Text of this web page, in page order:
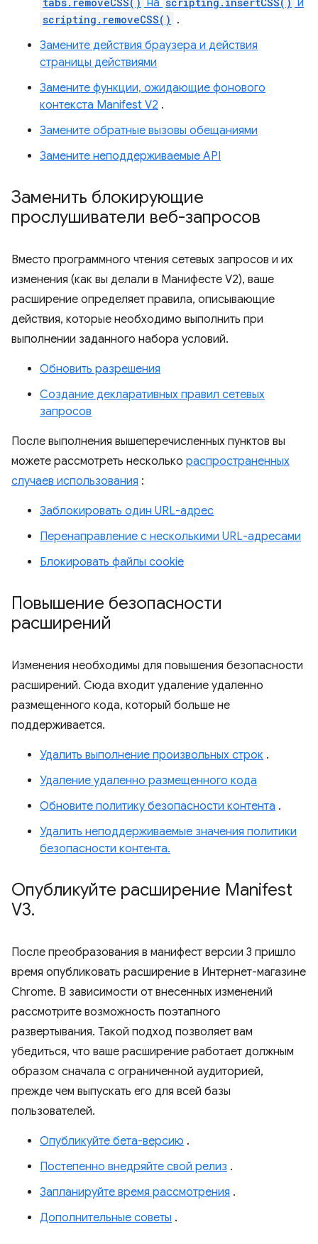
на и
scripting.removeCSS() .
Замените действия браузера и действия
страницы действиями
Замените функции, ожидающие фонового
контекста Manifest V2 .
Замените обратные вызовы обещаниями
Замените неподдерживаемые API
Заменить блокирующие
прослушиватели веб-запросов
Вместо программного чтения сетевых запросов и их
изменения (как вы делали в Манифесте V2), ваше
расширение определяет правила, описывающие
действия, которые необходимо выполнить при
выполнении заданного набора условий.
Обновить разрешения
Создание декларативных правил сетевых
запросов
После выполнения вышеперечисленных пунктов вы
можете рассмотреть несколько распространенных
случаев использования :
Заблокировать один URL-адрес
Перенаправление с несколькими URL-адресами
Блокировать файлы cookie
Повышение безопасности
расширений
Изменения необходимы для повышения безопасности
расширений. Сюда входит удаление удаленно
размещенного кода, который больше не
поддерживается.
Удалить выполнение произвольных строк .
Удаление удаленно размещенного кода
Обновите политику безопасности контента .
Удалить неподдерживаемые значения политики
безопасности контента.
Опубликуйте расширение Manifest
V3.
После преобразования в манифест версии 3 пришло
время опубликовать расширение в Интернет-магазине
Chrome. В зависимости от внесенных изменений
рассмотрите возможность поэтапного
развертывания. Такой подход позволяет вам
убедиться, что ваше расширение работает должным
образом сначала с ограниченной аудиторией,
прежде чем выпускать его для всей базы
пользователей.
Опубликуйте бета-версию .
Постепенно внедряйте свой релиз .
Запланируйте время рассмотрения .
Дополнительные советы .